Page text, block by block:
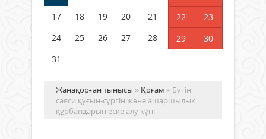
05 тамыз 2026 ж.
17
18 19 20 21 22
23
24
25 26 27 28 29
30
31
Жаңақорған тынысы » Қоғам » Бүгін
саяси қуғын-сүргін және ашаршылық
құрбандарын еске алу күні